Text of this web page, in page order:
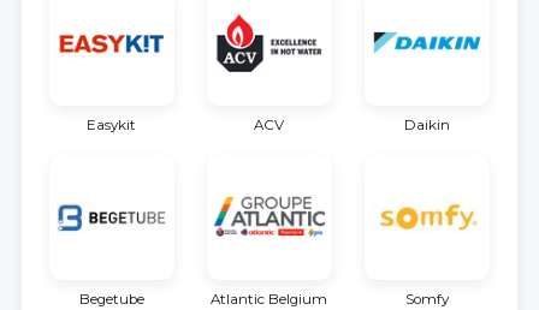
Easykit ACV Daikin
Begetube Atlantic Belgium Somfy